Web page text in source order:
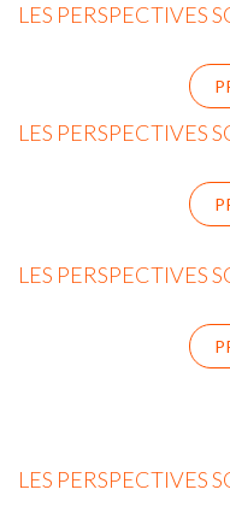
LES PERSPECTIVES
LES PERSPECTIVES
LES PERSPECTIVES
LES PERSPECTIVES